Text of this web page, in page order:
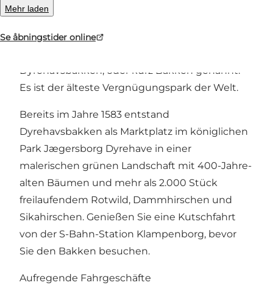
Mehr laden
Se åbningstider online
Dyrehavsbakken, oder kurz Bakken genannt.
Es ist der älteste Vergnügungspark der Welt.
Bereits im Jahre 1583 entstand
Dyrehavsbakken als Marktplatz im königlichen
Park Jægersborg Dyrehave in einer
malerischen grünen Landschaft mit 400-Jahre-
alten Bäumen und mehr als 2.000 Stück
freilaufendem Rotwild, Dammhirschen und
Sikahirschen. Genießen Sie eine Kutschfahrt
von der S-Bahn-Station Klampenborg, bevor
Sie den Bakken besuchen.
Aufregende Fahrgeschäfte